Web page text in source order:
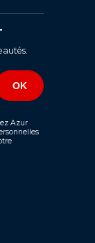
Azur